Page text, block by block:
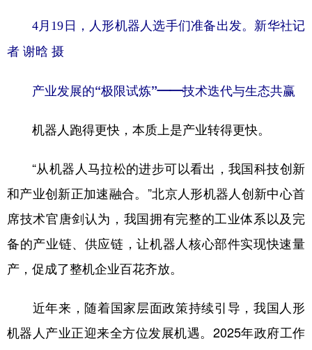
4月19日，人形机器人选手们准备出发。新华社记
者 谢晗 摄
产业发展的“极限试炼”——技术迭代与生态共赢
机器人跑得更快，本质上是产业转得更快。
“从机器人马拉松的进步可以看出，我国科技创新
和产业创新正加速融合。”北京人形机器人创新中心首
席技术官唐剑认为，我国拥有完整的工业体系以及完
备的产业链、供应链，让机器人核心部件实现快速量
产，促成了整机企业百花齐放。
近年来，随着国家层面政策持续引导，我国人形
机器人产业正迎来全方位发展机遇。2025年政府工作